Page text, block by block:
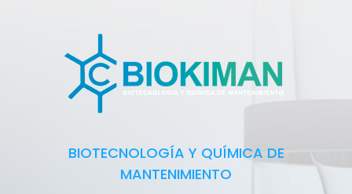
BIOTECNOLOGÍA Y QUÍMICA DE
MANTENIMIENTO